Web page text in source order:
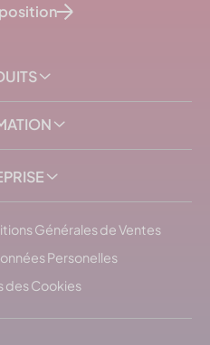
Générales de Ventes
Personelles
des Cookies